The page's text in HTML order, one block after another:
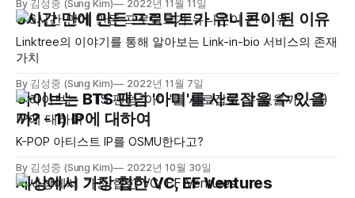
By 김성중 (Sung Kim) 2022년 11월 11일
6시간 만에 만든 프로덕트가 유니콘이 된 이유
Linktree의 이야기를 통해 알아보는 Link-in-bio 서비스의 존재
가치
By 김성중 (Sung Kim) 2022년 11월 7일
하이브는 BTS 팬덤 '아미'를 사로잡을 수 있을
까? - 1) IP에 대하여
K-POP 아티스트 IP를 OSMU한다고?
By 김성중 (Sung Kim) 2022년 10월 30일
세상에서 가장 힙한 VC, EF Ventures